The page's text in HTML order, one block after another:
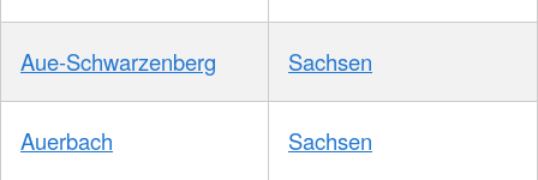
Aue-Schwarzenberg Sachsen
Auerbach Sachsen